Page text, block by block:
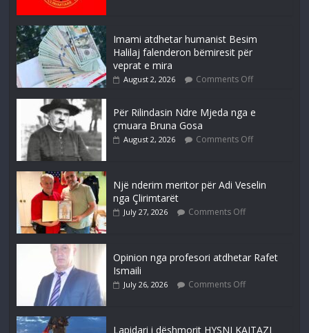
Imami atdhetar humanist Besim
Halilaj falenderon bëmiresit për
veprat e mira
August 2, 2026 Comments Off
Për Rilindasin Ndre Mjeda nga e
çmuara Bruna Gosa
August 2, 2026 Comments Off
Një nderim meritor për Adi Veselin
nga Çlirimtarët
July 27, 2026 Comments Off
Opinion nga profesori atdhetar Rafet
Ismaili
July 26, 2026 Comments Off
Lapidari i dëshmorit HYSNI KAJTAZI